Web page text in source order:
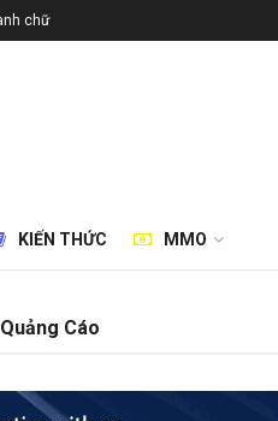
chữ
KIẾN THỨC MMO
Cáo